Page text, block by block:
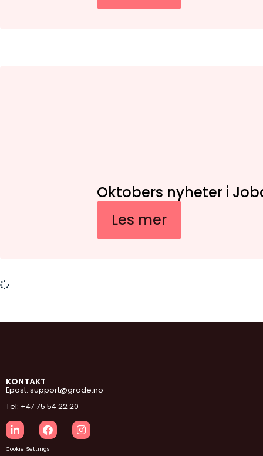
Oktobers nyheter i
Les mer
KONTAKT
Epost: support@grade.no
Tel: +47 75 54 22 20
Cookie Settings